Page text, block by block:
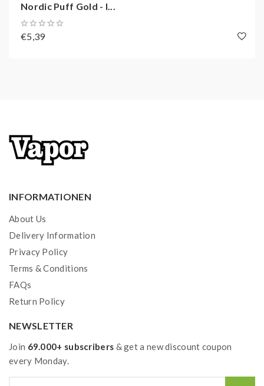
Nordic Puff Gold - I...
€5,39
INFORMATIONEN
About Us
Delivery Information
Privacy Policy
Terms & Conditions
FAQs
Return Policy
NEWSLETTER
Join 69.000+ subscribers & get a new discount coupon
every Monday.